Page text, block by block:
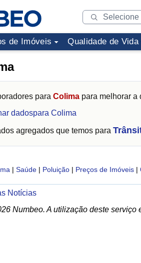
de Imóveis Qualidade de Vida
para Colima para melhorar a
dadospara Colima
agregados que temos para
| Saúde | Poluição | Preços de Imóveis |
Notícias
Numbeo. A utilização deste serviço